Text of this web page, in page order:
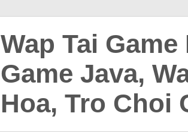
Wap Tai
Game Java,
Hoa, Tro Choi